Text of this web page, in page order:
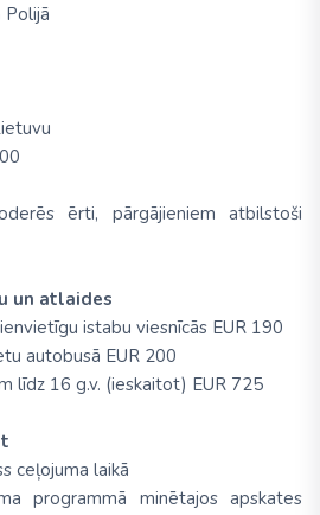
Polijā
ērti, pārgājieniem atbilstoši
un atlaides
istabu viesnīcās EUR 190
autobusā EUR 200
līdz 16 g.v. (ieskaitot) EUR 725
ceļojuma laikā
programmā minētajos apskates